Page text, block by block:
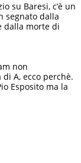
su Baresi, c’è un
segnato dalla
dalla morte di
non
A, ecco perchè.
Esposito ma la